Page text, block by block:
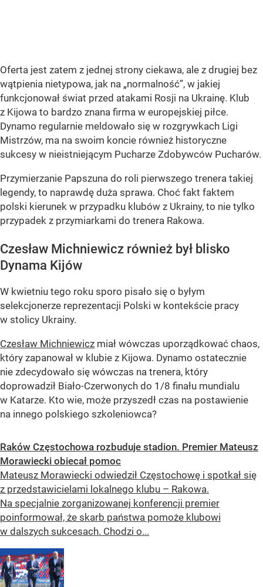
Oferta jest zatem z jednej strony ciekawa, ale z drugiej bez
wątpienia nietypowa, jak na „normalność”, w jakiej
funkcjonował świat przed atakami Rosji na Ukrainę. Klub
z Kijowa to bardzo znana firma w europejskiej piłce.
Dynamo regularnie meldowało się w rozgrywkach Ligi
Mistrzów, ma na swoim koncie również historyczne
sukcesy w nieistniejącym Pucharze Zdobywców Pucharów.
Przymierzanie Papszuna do roli pierwszego trenera takiej
legendy, to naprawdę duża sprawa. Choć fakt faktem
polski kierunek w przypadku klubów z Ukrainy, to nie tylko
przypadek z przymiarkami do trenera Rakowa.
Czesław Michniewicz również był blisko
Dynama Kijów
W kwietniu tego roku sporo pisało się o byłym
selekcjonerze reprezentacji Polski w kontekście pracy
w stolicy Ukrainy.
Czesław Michniewicz miał wówczas uporządkować chaos,
który zapanował w klubie z Kijowa. Dynamo ostatecznie
nie zdecydowało się wówczas na trenera, który
doprowadził Biało-Czerwonych do 1/8 finału mundialu
w Katarze. Kto wie, może przyszedł czas na postawienie
na innego polskiego szkoleniowca?
Raków Częstochowa rozbuduje stadion. Premier Mateusz
Morawiecki obiecał pomoc
Mateusz Morawiecki odwiedził Częstochowę i spotkał się
z przedstawicielami lokalnego klubu – Rakowa.
Na specjalnie zorganizowanej konferencji premier
poinformował, że skarb państwa pomoże klubowi
w dalszych sukcesach. Chodzi o...